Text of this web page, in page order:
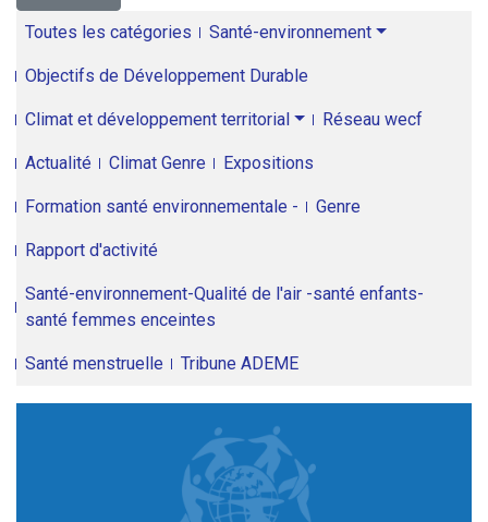
Toutes les catégories Santé-environnement
Objectifs de Développement Durable
Climat et développement territorial Réseau wecf
Actualité Climat Genre Expositions
Formation santé environnementale - Genre
Rapport d'activité
Santé-environnement-Qualité de l'air -santé enfants-
santé femmes enceintes
Santé menstruelle Tribune ADEME